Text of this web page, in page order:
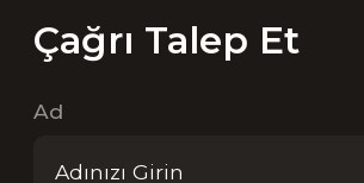
Çağrı Talep Et
Ad